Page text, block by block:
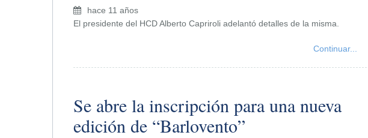
hace 11 años
El presidente del HCD Alberto Capriroli adelantó detalles de la misma.
Continuar...
Se abre la inscripción para una nueva
edición de “Barlovento”